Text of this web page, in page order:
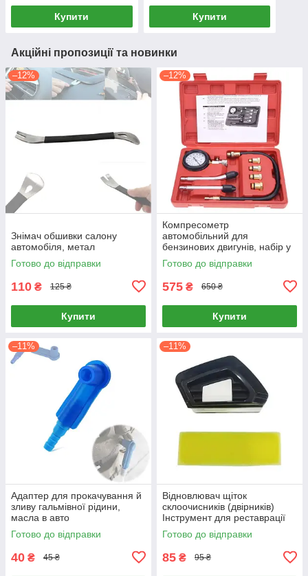
Купити Купити
Акційні пропозиції та новинки
–12%
Знімач обшивки салону
автомобіля, метал
Готово до відправки
110 ₴ 125 ₴
Купити
–12%
Компресометр
автомобільний для
бензинових двигунів, набір у
кейсі з адаптерами
Готово до відправки
575 ₴ 650 ₴
Купити
–11%
Адаптер для прокачування й
зливу гальмівної рідини,
масла в авто
Готово до відправки
40 ₴ 45 ₴
–11%
Відновлювач щіток
склоочисників (двірників)
Інструмент для реставрації
гумок автомобіля
Готово до відправки
85 ₴ 95 ₴